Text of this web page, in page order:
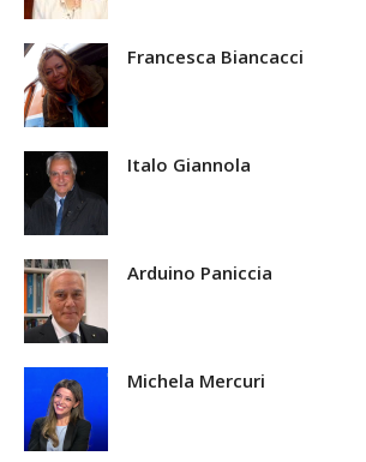
Francesca Biancacci
Italo Giannola
Arduino Paniccia
Michela Mercuri